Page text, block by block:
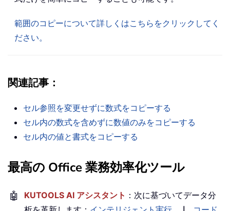
範囲のコピーについて詳しくはこちらをクリックしてく
ださい。
関連記事：
セル参照を変更せずに数式をコピーする
セル内の数式を含めずに数値のみをコピーする
セル内の値と書式をコピーする
最高の Office 業務効率化ツール
🤖 KUTOOLS AI アシスタント ：次に基づいてデータ分